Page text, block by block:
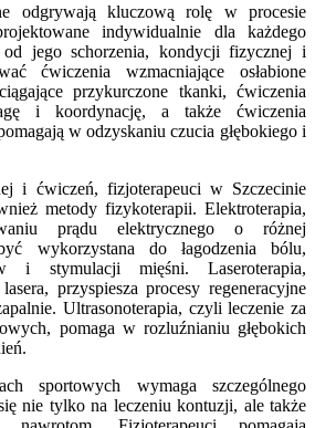
odgrywają kluczową rolę w procesie
indywidualnie dla każdego
jego schorzenia, kondycji fizycznej i
ćwiczenia wzmacniające osłabione
przykurczone tkanki, ćwiczenia
i koordynację, a także ćwiczenia
w odzyskaniu czucia głębokiego i
i ćwiczeń, fizjoterapeuci w Szczecinie
metody fizykoterapii. Elektroterapia,
prądu elektrycznego o różnej
wykorzystana do łagodzenia bólu,
i stymulacji mięśni. Laseroterapia,
przyspiesza procesy regeneracyjne
Ultrasonoterapia, czyli leczenie za
pomaga w rozluźnianiu głębokich
sportowych wymaga szczególnego
nie tylko na leczeniu kontuzji, ale także